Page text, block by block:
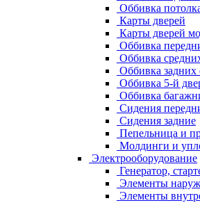
Оббивка
Карты дверей
Карты дверей
Оббивка
Оббивка
Оббивка задних
Оббивка 5-й
Оббивка
Сидения
Сидения задние
Пепельница и
Молдинги и
Электрооборудование
Генератор,
Элементы
Элементы